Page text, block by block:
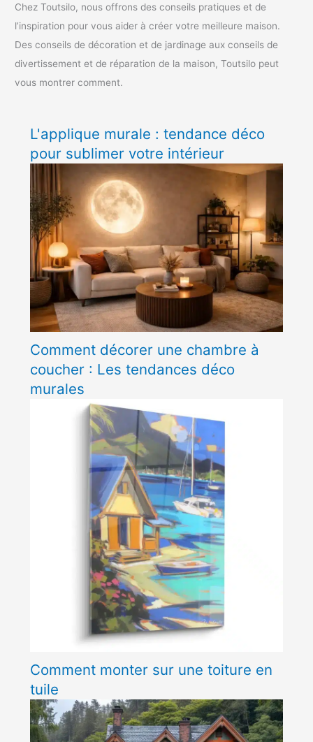
Chez Toutsilo, nous offrons des conseils pratiques et de
l’inspiration pour vous aider à créer votre meilleure maison.
Des conseils de décoration et de jardinage aux conseils de
divertissement et de réparation de la maison, Toutsilo peut
vous montrer comment.
L'applique murale : tendance déco
pour sublimer votre intérieur
Comment décorer une chambre à
coucher : Les tendances déco
murales
Comment monter sur une toiture en
tuile